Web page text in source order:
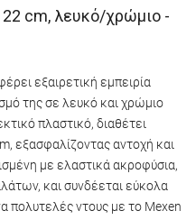
cm, λευκό/χρώμιο -
εξαιρετική εμπειρία
της σε λευκό και χρώμιο
πλαστικό, διαθέτει
εξασφαλίζοντας αντοχή και
με ελαστικά ακροφύσια,
και συνδέεται εύκολα
πολυτελές ντους με το Mexen